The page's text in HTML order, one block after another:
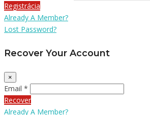
Registrácia
Already A Member?
Lost Password?
Recover Your Account
×
Email *
Recover
Already A Member?